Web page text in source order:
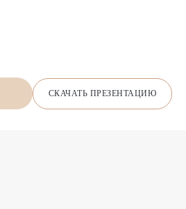
СКАЧАТЬ ПРЕЗЕНТАЦИЮ
ЖИ Е